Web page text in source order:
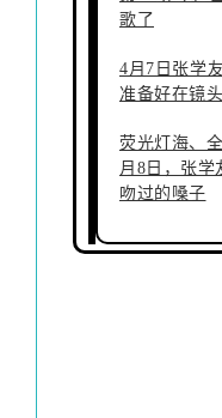
歌了
4月7日张学
准备好在镜
荧光灯海、
月8日，张学
吻过的嗓子